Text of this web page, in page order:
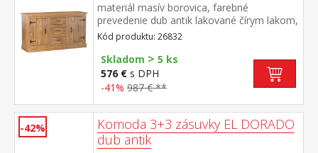
materiál masív borovica, farebné
prevedenie dub antik lakované čírym lakom,
vlis drevenej štruktúry 2 dvierka, 2 police, 3
zásuvky súčasť zostavy EL DORADO
Kód produktu: 26832
Skladom > 5 ks
576 € s DPH
-41% 987 € **
-42%
Komoda 3+3 zásuvky EL DORADO
dub antik